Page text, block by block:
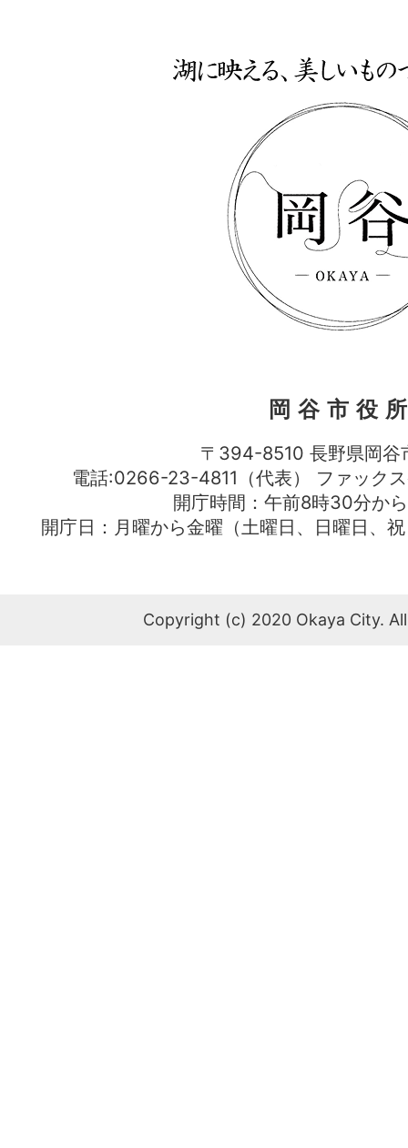
岡谷市役
〒394-8510 長野県岡谷
電話:0266-23-4811（代表） ファッ
開庁時間：午前8時30分か
開庁日：月曜から金曜（土曜日、日曜日、
Copyright (c) 2020 Okaya City.